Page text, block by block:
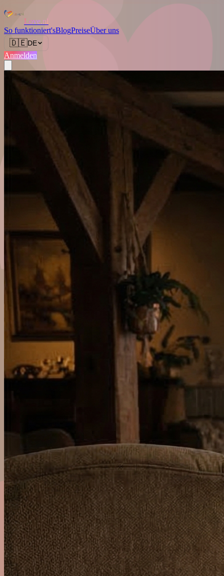
Love.nl
So funktioniert'sBlogPreiseÜber uns
🇩🇪DE
Anmelden